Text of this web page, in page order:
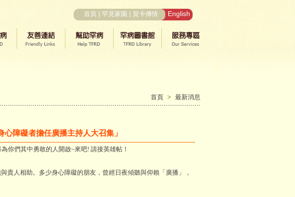
首頁 罕見家園 賀卡傳情 English
首頁 > 最新消息
障礙者擔任廣播主持人大召集」
你們其中勇敢的人開啟~來吧! 請接英雄帖！
人相助。多少身心障礙的朋友，曾經日夜傾聽與仰賴「廣播」，